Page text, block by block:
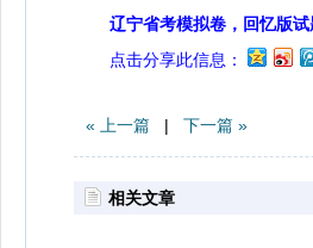
辽宁省考模拟卷，回忆版
点击分享此信息：
« 上一篇 | 下一篇 »
相关文章